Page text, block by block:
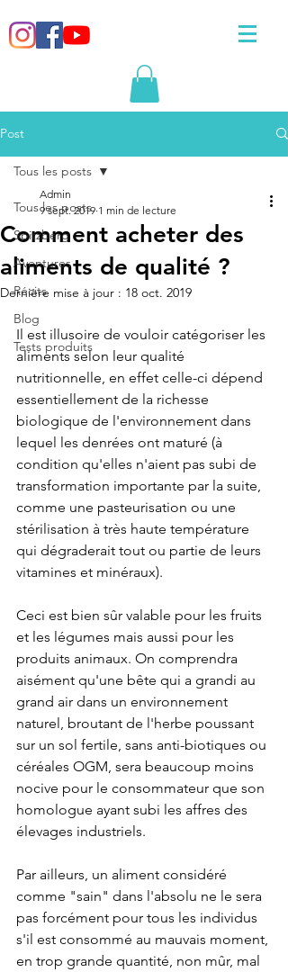
Post
Tous les posts
Spitzberg
Aventures
Récits
Blog
Tests produits
Tous les posts
Comment acheter des
aliments de qualité ?
Admin
9 sept. 2019 1 min de lecture
Dernière mise à jour : 18 oct. 2019
Il est illusoire de vouloir catégoriser les
aliments selon leur qualité
nutritionnelle, en effet celle-ci dépend
essentiellement de la richesse
biologique de l'environnement dans
lequel les denrées ont maturé (à
condition qu'elles n'aient pas subi de
transformation importante par la suite,
comme une pasteurisation ou une
stérilisation à très haute température
qui dégraderait tout ou partie de leurs
vitamines et minéraux).
Ceci est bien sûr valable pour les fruits
et les légumes mais aussi pour les
produits animaux. On comprendra
aisément qu'une bête qui a grandi au
grand air dans un environnement
naturel, broutant de l'herbe poussant
sur un sol fertile, sans anti-biotiques ou
céréales OGM, sera beaucoup moins
nocive pour le consommateur que son
homologue ayant subi les affres des
élevages industriels.
Par ailleurs, un aliment considéré
comme "sain" dans l'absolu ne le sera
pas forcément pour tous les individus
s'il est consommé au mauvais moment,
en trop grande quantité, non mûr, mal